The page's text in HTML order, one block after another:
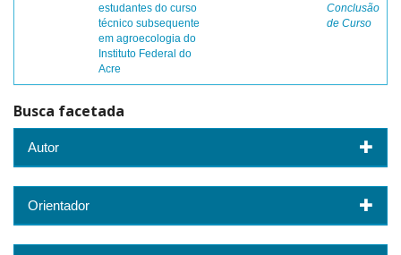
estudantes do curso
técnico subsequente
em agroecologia do
Instituto Federal do
Acre
Conclusão
de Curso
Busca facetada
Autor
Orientador